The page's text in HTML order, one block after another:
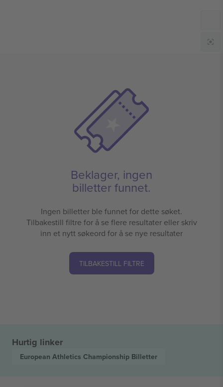
Beklager, ingen
billetter funnet.
Ingen billetter ble funnet for dette søket.
Tilbakestill filtre for å se flere resultater eller skriv
inn et nytt søkeord for å se nye resultater
TILBAKESTILL FILTRE
Hurtig linker
European Athletics Championship Billetter